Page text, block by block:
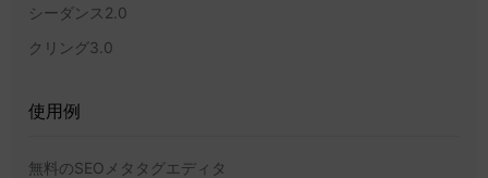
シーダンス2.0
クリング3.0
使用例
無料のSEOメタタグエディタ